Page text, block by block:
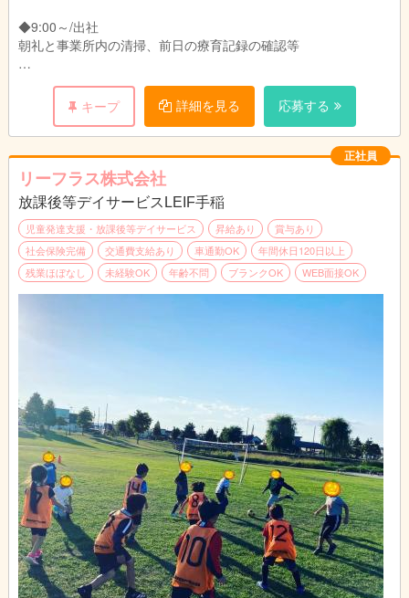
◆9:00～/出社
朝礼と事業所内の清掃、前日の療育記録の確認等
◆10:00～/申送り・職員ミーティング
前日の活動の振り返りと、当日の活動予定内容、利用児童の確認
と対応について共有・送迎等の確認を行います。
◆11:00～/事務作業時間
時期に応じたレクリエーションや工作物などの準備。
個別支援計画やモニタリング資料の作成・更新等の事務作業。
レンタカー予約や体育施設予約、学校への事務連絡などの業務。
◆12:00～13:00/休憩時間
休憩
昼食に出かけたり、音楽を聴いたり、動画を見たりなど
お迎え後は事業所に戻り、子どもたちがその日の宿題に取り組む
のをサポートしたり手伝ってあげたりします。
◆14:00～/事業所内の遊び
宿題後は、子どもたちの遊びの中で色々な面から成長をサポート
します。
例)
・トランプやUNOなどのカードゲームやパーティゲームで、ル
ールを守ったり相手との関りやコミュニケーションを育てます。
・ペーパークラフトや工作づくりで手先の器用な動き、道具の正
しい使い方などを学び、完成した作品の展示や感想を掲示して自
己肯定感にも繋げます。
キープ 詳細を見る 応募する
正社員
リーフラス株式会社
放課後等デイサービスLEIF手稲
児童発達支援・放課後等デイサービス 昇給あり
賞与あり
社会保険完備
交通費支給あり 車通勤OK
年間休日120日以上
残業ほぼなし
未経験OK 年齢不問 ブランクOK WEB面接OK